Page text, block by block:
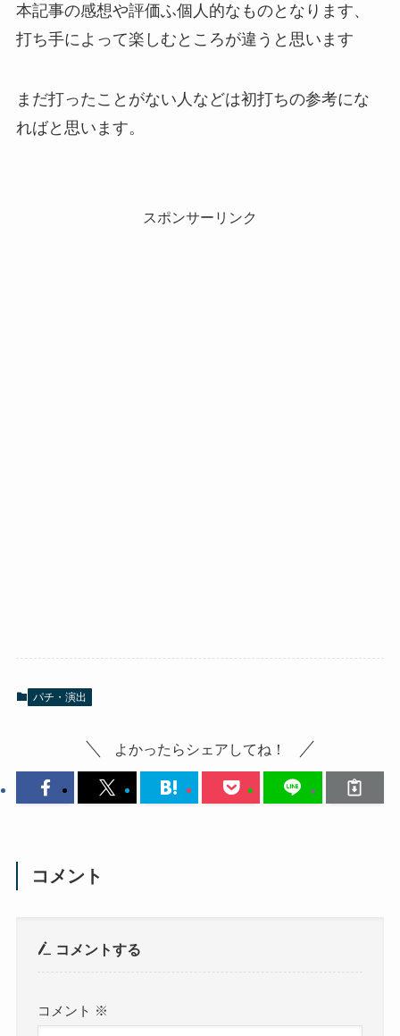
本記事の感想や評価ふ個人的なものとなります、
打ち手によって楽しむところが違うと思います
まだ打ったことがない人などは初打ちの参考にな
ればと思います。
スポンサーリンク
パチ・演出
よかったらシェアしてね！
コメント
コメントする
コメント ※